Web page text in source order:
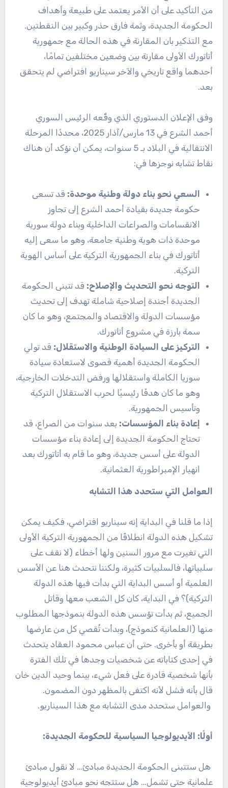
من التأكيد على أن الأمر يعتمد على طبيعة وأهداف
الحكومة الجديدة، وثمة فارق حذر وكبير بين النقطتين.
مع التذكير بان المقارنة في هذه الحالة مع جمهورية
أتاتورك الأولى مقارنة بين وضعين مختلفين تمامًا،
أحدهما واقع تاريخي والآخر سيناريو افتراضي لم يتحقق
بعد.
وفق الإعلان الدستوري الذي وقَّعه الرئيس السوري
أحمد الشرع في 13 مارس/آذار 2025، محددًا المرحلة
الانتقالية في البلاد بـ 5 سنوات، يمكن أن نؤكد أن هناك
نقاط تشابه نوجزها في:
السعي نحو بناء دولة وطنية موحدة: قد تسعى
حكومة جديدة بقيادة أحمد الشرع إلى تجاوز
الانقسامات والصراعات الداخلية وبناء دولة سورية
موحدة ذات هوية وطنية جامعة، وهو ما سعى إليه
أتاتورك في بناء الجمهورية التركية على أساس الهوية
التركية.
التوجه نحو التحديث والإصلاح: قد تتبنى الحكومة
الجديدة أجندة إصلاحية شاملة تهدف إلى تحديث
مؤسسات الدولة والاقتصاد والمجتمع، وهو ما كان
سمة بارزة في مشروع أتاتورك.
التركيز على السيادة الوطنية والاستقلال: قد تولي
الحكومة الجديدة أهمية قصوى لاستعادة سيادة
سوريا الكاملة واستقلالها ورفض التدخلات الخارجية،
وهو ما كان هدفًا رئيسيًا لحرب الاستقلال التركية
وتأسيس الجمهورية.
إعادة بناء المؤسسات: بعد سنوات من الصراع، قد
تحتاج الحكومة الجديدة إلى إعادة بناء مؤسسات
الدولة على أسس جديدة، وهو ما قام به أتاتورك بعد
انهيار الإمبراطورية العثمانية.
العوامل التي ستحدد هذا التشابه
إذا ما قلنا في البداية إنه سيناريو افتراضي، فكيف يمكن
تشكيل هذه الدولة انطلاقًا من الجمهورية التركية الأولى
التي تغيرت مع مرور السنين ولها أخطاء (لا نقف على
سلبياتها، فالسلبيات كثيرة، ولكننا نتحدث هنا عن الأسس
العلمية أو أسس البداية التي بدأت فيها هذه الدولة
التركية)؟ في البداية، كان كل الشعب معها وقاتل
الجميع، ثم بدأت تؤسس هذه الدولة بنموذجها المطلوب
منها (العلمانية كنموذج)، وبدأت تُقصي كل من عارضها
بطريقة أو بأخرى. حتى أن عباس محمود العقاد يتحدث
في إحدى كتاباته عن شخصيات وجدها في تلك الفترة
بأنها شخصية قادرة على فعل شيء، بينما وحيد الدين خان
قال بأنه فشل لأنه اكتفى بالمظهر دون المضمون.
والعوامل ستحدد مدى التشابه مع هذا السيناريو.
أولًا: الأيديولوجيا السياسية للحكومة الجديدة:
هل ستتبنى الحكومة الجديدة مبادئ… لا نقول مبادئ
علمانية حتى تشمل… هل ستتجه نحو مبادئ أيديولوجية